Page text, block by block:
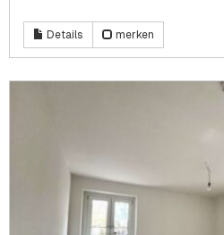
Details merken